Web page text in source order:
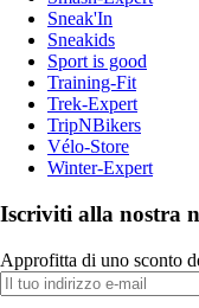
Sneak'In
Sneakids
Sport is good
Training-Fit
Trek-Expert
TripNBikers
Vélo-Store
Winter-Expert
Iscriviti alla nostra
Approfitta di uno sconto